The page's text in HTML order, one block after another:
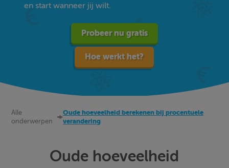
en start wanneer jij wilt.
Probeer nu gratis
Hoe werkt het?
Alle
onderwerpen
Oude hoeveelheid berekenen bij procentuele
verandering
Oude hoeveelheid